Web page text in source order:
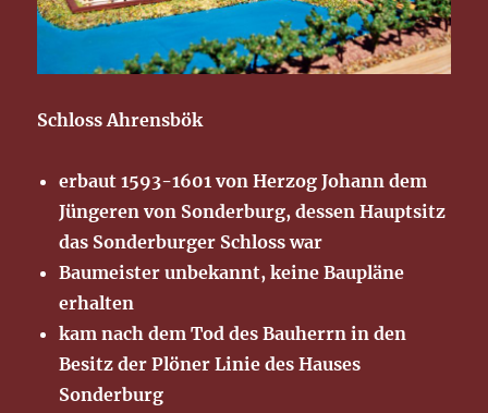
Schloss Ahrensbök
erbaut 1593-1601 von Herzog Johann dem
Jüngeren von Sonderburg, dessen Hauptsitz
das Sonderburger Schloss war
Baumeister unbekannt, keine Baupläne
erhalten
kam nach dem Tod des Bauherrn in den
Besitz der Plöner Linie des Hauses
Sonderburg